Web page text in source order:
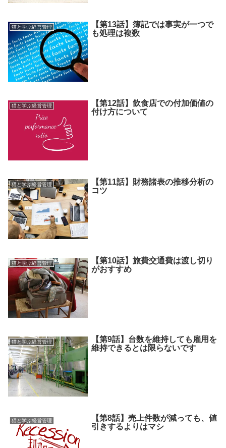
猫と学ぶ経営管理
【第13話】簿記では事実が一つで
も処理は複数
猫と学ぶ経営管理
【第12話】飲食店での付加価値の
付け方について
猫と学ぶ経営管理
【第11話】財務諸表の推移分析の
コツ
猫と学ぶ経営管理
【第10話】旅費交通費は渡し切り
がおすすめ
猫と学ぶ経営管理
【第9話】台数を維持しても雇用を
維持できるとは限らないです
猫と学ぶ経営管理
【第8話】売上件数が減っても、値
引きするよりはマシ